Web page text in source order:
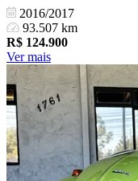
2016/2017
93.507 km
R$ 124.900
Ver mais